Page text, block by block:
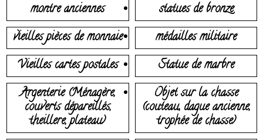
montre anciennes
statues de bronze
vieilles pièces de monnaie
médailles militaire
Vieilles cartes postales
Statue de marbre
Argenterie (Ménagère,
couverts dépareillés,
theillere, plateau)
Objet sur la chasse
(couteau, dague ancienne,
trophée de chasse)